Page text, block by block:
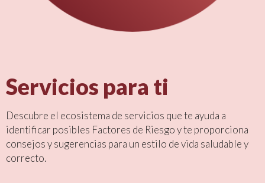
Servicios para ti
Descubre el ecosistema de servicios que te ayuda a
identificar posibles Factores de Riesgo y te proporciona
consejos y sugerencias para un estilo de vida saludable y
correcto.